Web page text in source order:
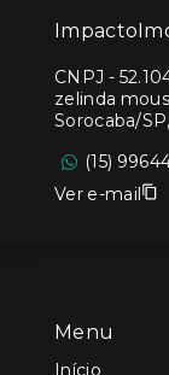
Menu
Início
CNPJ -
zelinda
Sorocaba/
(15)
Ver e-mail